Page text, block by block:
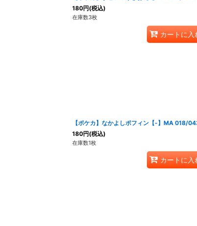
180円(税込)
在庫数3枚
カートに入
【ポケカ】なかよしポフィン【-】MA 018/
180円(税込)
在庫数1枚
カートに入